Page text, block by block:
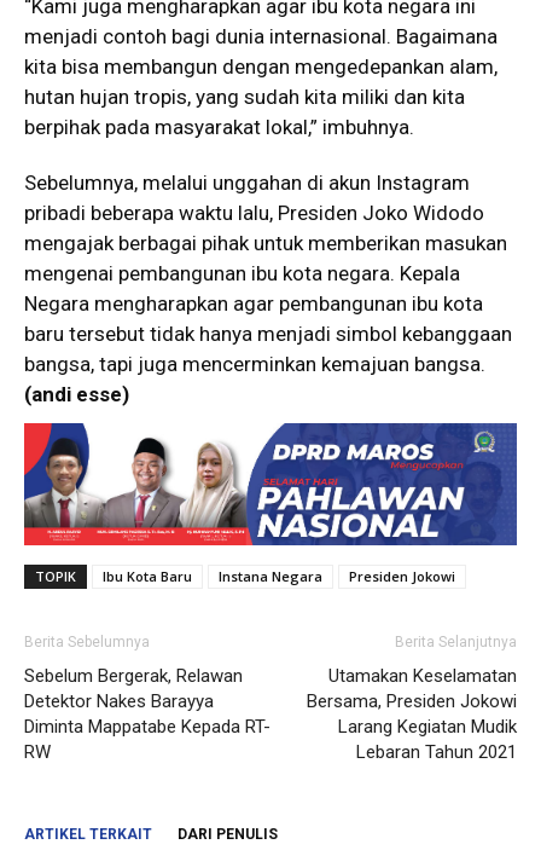
“Kami juga mengharapkan agar ibu kota negara ini
menjadi contoh bagi dunia internasional. Bagaimana
kita bisa membangun dengan mengedepankan alam,
hutan hujan tropis, yang sudah kita miliki dan kita
berpihak pada masyarakat lokal,” imbuhnya.
Sebelumnya, melalui unggahan di akun Instagram
pribadi beberapa waktu lalu, Presiden Joko Widodo
mengajak berbagai pihak untuk memberikan masukan
mengenai pembangunan ibu kota negara. Kepala
Negara mengharapkan agar pembangunan ibu kota
baru tersebut tidak hanya menjadi simbol kebanggaan
bangsa, tapi juga mencerminkan kemajuan bangsa.
(andi esse)
TOPIK Ibu Kota Baru Instana Negara Presiden Jokowi
Berita Sebelumnya
Sebelum Bergerak, Relawan
Detektor Nakes Barayya
Diminta Mappatabe Kepada RT-
RW
Berita Selanjutnya
Utamakan Keselamatan
Bersama, Presiden Jokowi
Larang Kegiatan Mudik
Lebaran Tahun 2021
ARTIKEL TERKAIT DARI PENULIS